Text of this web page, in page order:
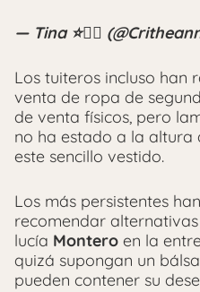
— Tina ⭐🏳️‍🌈
Los tuiteros incluso han
venta de ropa de
de venta físicos, pero
no ha estado a la
este sencillo vestido.
Los más persistentes
recomendar
lucía Montero en la
quizá supongan un
pueden contener su